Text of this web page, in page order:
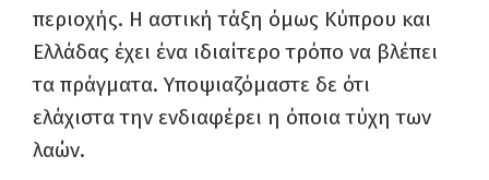
περιοχής. Η αστική τάξη όμως Κύπρου και
Ελλάδας έχει ένα ιδιαίτερο τρόπο να βλέπει
τα πράγματα. Υποψιαζόμαστε δε ότι
ελάχιστα την ενδιαφέρει η όποια τύχη των
λαών.